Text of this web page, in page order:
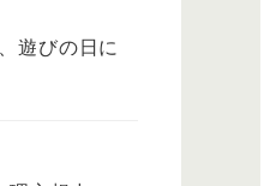
遊びの日に